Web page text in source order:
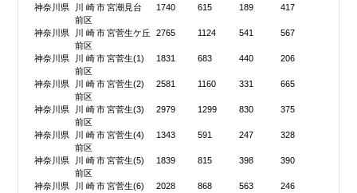
神奈川県
川崎市宮
前区
潮見台 1740 615 189 417
神奈川県
川崎市宮
前区
菅生ケ丘 2765 1124 541 567
神奈川県
川崎市宮
前区
菅生(1) 1831 683 440 206
神奈川県
川崎市宮
前区
菅生(2) 2581 1160 331 665
神奈川県
川崎市宮
前区
菅生(3) 2979 1299 830 375
神奈川県
川崎市宮
前区
菅生(4) 1343 591 247 328
神奈川県
川崎市宮
前区
菅生(5) 1839 815 398 390
神奈川県
川崎市宮菅生(6) 2028 868 563 246